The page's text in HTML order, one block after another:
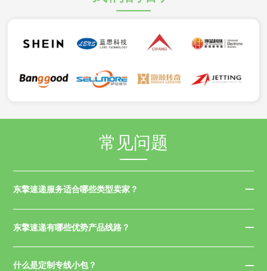
常见问题
东擎速递服务适合哪些类型卖家？
东擎速递有哪些优势产品线路？
什么是定制专线小包？